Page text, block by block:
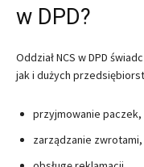
w DPD?
Oddział NCS w DPD
jak i dużych
przyjmowanie paczek,
zarządzanie zwrotami,